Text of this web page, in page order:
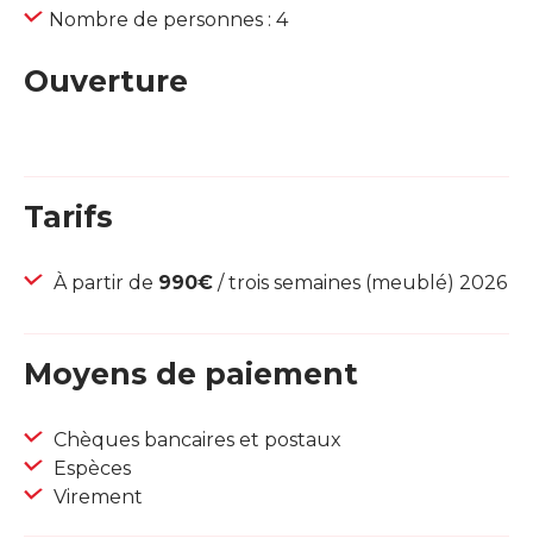
Nombre de personnes : 4
Ouverture
Tarifs
À partir de 990€ / trois semaines (meublé) 2026
Moyens de paiement
Chèques bancaires et postaux
Espèces
Virement